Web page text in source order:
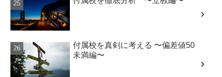
付属校を真剣に考える 〜偏差値50
未満編〜